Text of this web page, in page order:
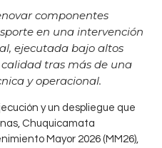
componentes
en una intervención
ejecutada bajo altos
tras más de una
y operacional.
y un despliegue que
Chuquicamata
Mayor 2026 (MM26),